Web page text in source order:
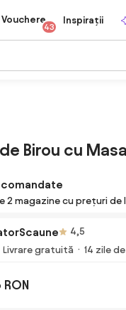
Vouchere
43
Inspirații
Birou cu
2 magazine cu prețuri de
4,5
Livrare gratuită 14 zile